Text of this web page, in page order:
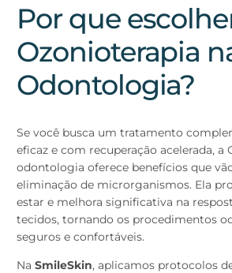
Por que
Ozonioterapia
Odontologia?
Se você busca um tratamento
eficaz e com recuperação acelerada, a
odontologia oferece benefícios que
eliminação de microrganismos. Ela
estar e melhora significativa na
tecidos, tornando os procedimentos
seguros e confortáveis.
Na SmileSkin, aplicamos protocolos